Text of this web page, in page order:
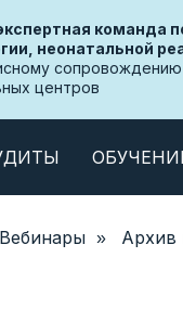
команда
неонатальной
сопровождению
центров
Вебинары » Архив